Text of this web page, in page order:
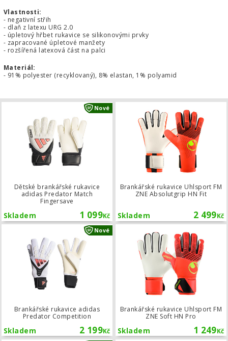
Vlastnosti:
- negativní střih
- dlaň z latexu URG 2.0
- úpletový hřbet rukavice se silikonovými prvky
- zapracované úpletové manžety
- rozšířená latexová část na palci
Materiál:
- 91% polyester (recyklovaný), 8% elastan, 1% polyamid
Dětské brankářské rukavice
adidas Predator Match
Fingersave
1 099Kč
Skladem
Nové
Brankářské rukavice Uhlsport FM
ZNE Absolutgrip HN Fit
2 499Kč
Skladem
Brankářské rukavice adidas
Predator Competition
2 199Kč
Skladem
Nové
Brankářské rukavice Uhlsport FM
ZNE Soft HN Pro
1 249Kč
Skladem